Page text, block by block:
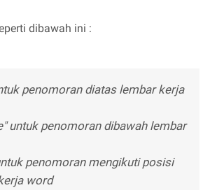
dibawah ini :
penomoran diatas lembar kerja
untuk penomoran dibawah lembar
penomoran mengikuti posisi
word